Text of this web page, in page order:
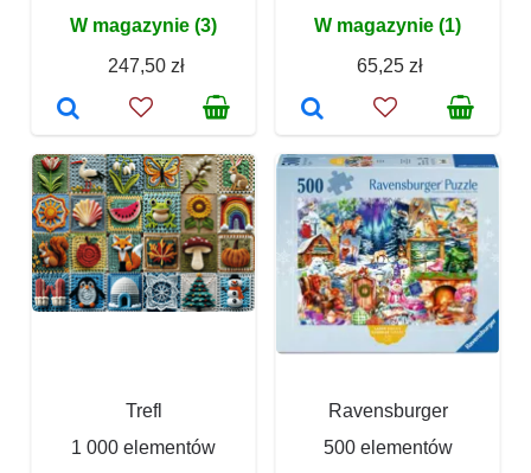
W magazynie (3)
247,50 zł
W magazynie (1)
65,25 zł
Trefl
1 000 elementów
Ravensburger
500 elementów